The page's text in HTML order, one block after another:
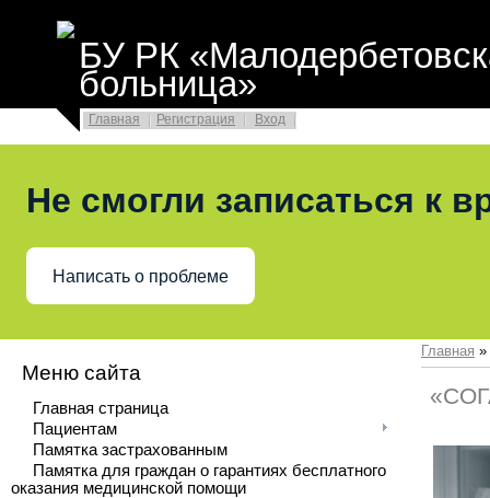
БУ РК
больница»
Главная Регистрация Вход
Не смогли записаться к
Написать о проблеме
Меню сайта
Главная страница
Пациентам
Памятка застрахованным
Памятка для граждан о гарантиях бесплатного
оказания медицинской помощи
Главная »